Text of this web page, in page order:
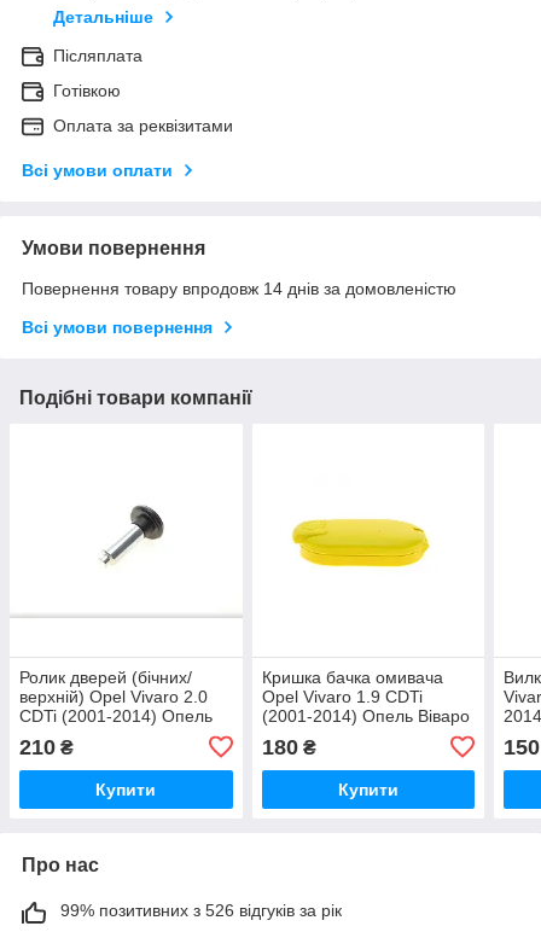
Детальніше
Післяплата
Готівкою
Оплата за реквізитами
Всі умови оплати
Умови повернення
Повернення товару впродовж 14 днів за домовленістю
Всі умови повернення
Подібні товари компанії
Ролик дверей (бічних/
верхній) Opel Vivaro 2.0
CDTi (2001-2014) Опель
210 ₴
Купити
Кришка бачка омивача
Opel Vivaro 1.9 CDTi
(2001-2014) Опель Віваро
1.9 цдті (дизель) RWS1720
180₴
Купити
150
Про нас
99% позитивних з 526 відгуків за рік